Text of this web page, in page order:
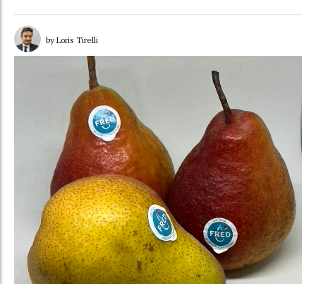
by Loris Tirelli